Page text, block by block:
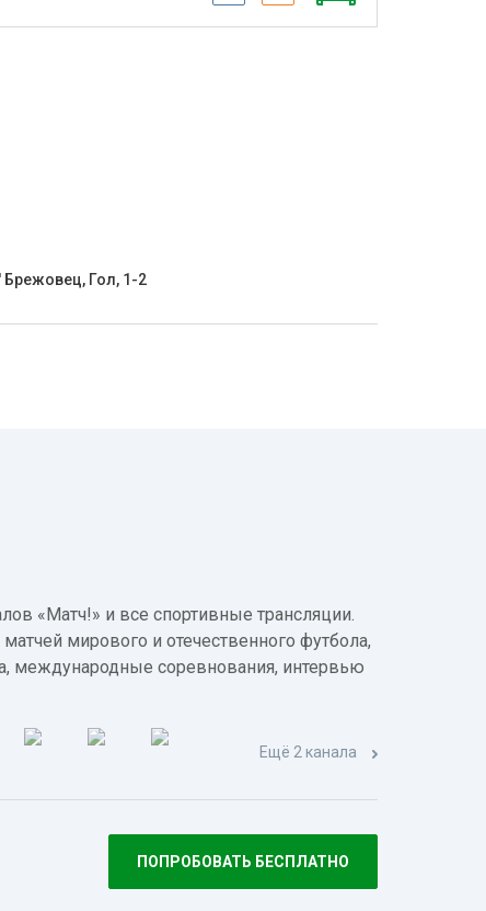
Брежовец, Гол, 1-2
«Матч!» и все спортивные трансляции.
мирового и отечественного футбола,
международные соревнования, интервью
Ещё 2 канала
ПОПРОБОВАТЬ БЕСПЛАТНО